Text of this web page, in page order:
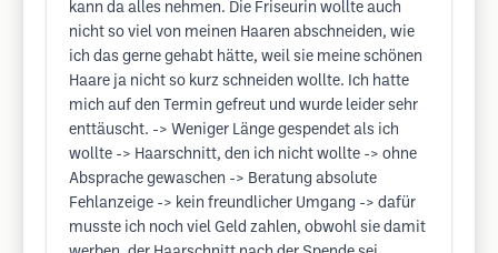
kann da alles nehmen. Die Friseurin wollte auch
nicht so viel von meinen Haaren abschneiden, wie
ich das gerne gehabt hätte, weil sie meine schönen
Haare ja nicht so kurz schneiden wollte. Ich hatte
mich auf den Termin gefreut und wurde leider sehr
enttäuscht. -> Weniger Länge gespendet als ich
wollte -> Haarschnitt, den ich nicht wollte -> ohne
Absprache gewaschen -> Beratung absolute
Fehlanzeige -> kein freundlicher Umgang -> dafür
musste ich noch viel Geld zahlen, obwohl sie damit